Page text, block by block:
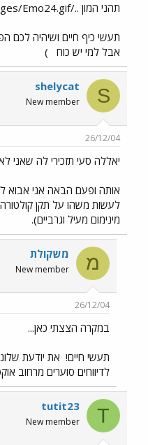
תהני המון ../images/Emo24.gif
תעשי כיף חיים ושיהיה לכם
אבל למי יש כוח
)
S
shelycat
New member
26/12/04
יאללה סעי תזכירי לה שאני
אותה ופעם הבאה אני אבוא
לעשות משהו על תקן
מינימום מעיל וגרביים).
מ משקולת
New member
26/12/04
במקרה הצצתי כאן...
תעשי חיים! את יודעת
לדיווחים סוערים מרחוב
T
tutit23
New member